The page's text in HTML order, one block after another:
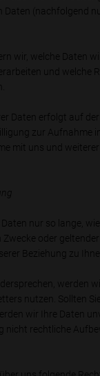
(nachfolgend
wir, welche Daten
und welche
Daten erfolgt auf
zur Aufnahme
mit uns und
Daten nur so lange,
Zwecke oder
Beziehung zu
werden
nutzen. Sollten
wir Ihre Daten
nicht rechtliche